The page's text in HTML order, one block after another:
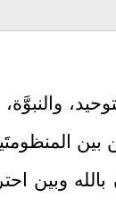
بين
وبين